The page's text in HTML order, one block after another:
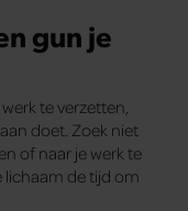
gun je
te verzetten,
doet. Zoek niet
of naar je werk te
lichaam de tijd om